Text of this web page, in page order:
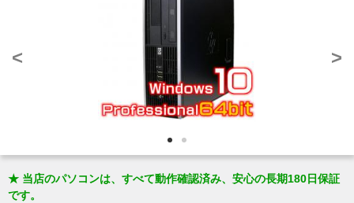
< >
★ 当店のパソコンは、すべて動作確認済み、安心の長期180日保証
です。